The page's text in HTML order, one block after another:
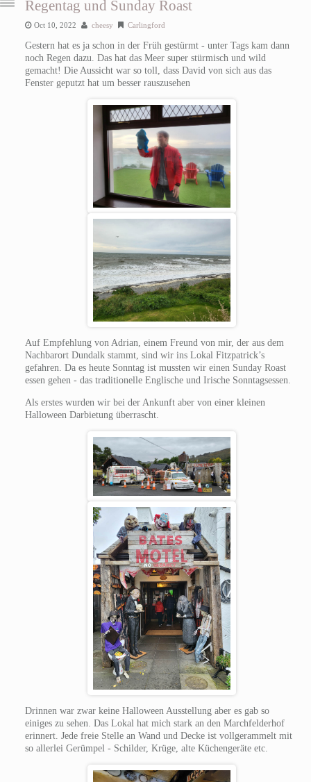
Regentag und Sunday Roast
Oct 10, 2022 cheesy Carlingford
Gestern hat es ja schon in der Früh gestürmt - unter Tags kam dann
noch Regen dazu. Das hat das Meer super stürmisch und wild
gemacht! Die Aussicht war so toll, dass David von sich aus das
Fenster geputzt hat um besser rauszusehen
Auf Empfehlung von Adrian, einem Freund von mir, der aus dem
Nachbarort Dundalk stammt, sind wir ins Lokal Fitzpatrick’s
gefahren. Da es heute Sonntag ist mussten wir einen Sunday Roast
essen gehen - das traditionelle Englische und Irische Sonntagsessen.
Als erstes wurden wir bei der Ankunft aber von einer kleinen
Halloween Darbietung überrascht.
Drinnen war zwar keine Halloween Ausstellung aber es gab so
einiges zu sehen. Das Lokal hat mich stark an den Marchfelderhof
erinnert. Jede freie Stelle an Wand und Decke ist vollgerammelt mit
so allerlei Gerümpel - Schilder, Krüge, alte Küchengeräte etc.